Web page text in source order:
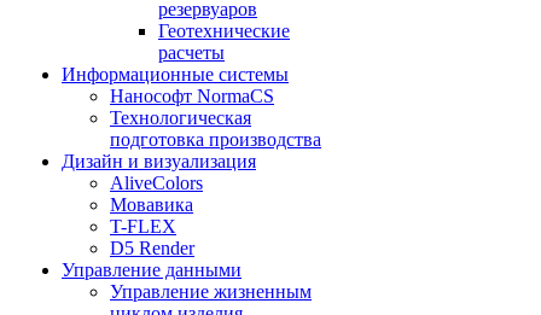
резервуаров
Геотехнические
расчеты
Информационные системы
Нанософт NormaCS
Технологическая
подготовка производства
Дизайн и визуализация
AliveColors
Мовавика
T-FLEX
D5 Render
Управление данными
Управление жизненным